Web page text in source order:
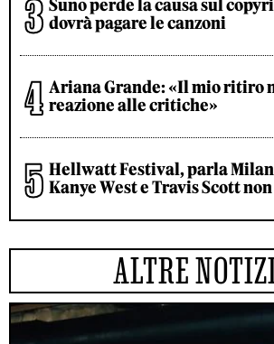
Suno perde la causa sul
dovrà pagare le canzoni
Ariana Grande: «Il mio ritiro
reazione alle critiche»
Hellwatt Festival, parla
Kanye West e Travis Scott
ALTRE